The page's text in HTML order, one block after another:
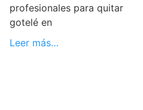
profesionales para quitar
gotelé en
Leer más…